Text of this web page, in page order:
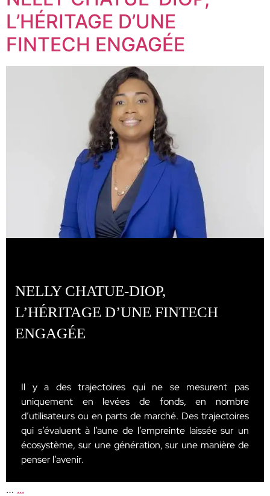
L’HÉRITAGE D’UNE
FINTECH ENGAGÉE
NELLY CHATUE-DIOP,
L’HÉRITAGE D’UNE FINTECH
ENGAGÉE
Il y a des trajectoires qui ne se mesurent pas
uniquement en levées de fonds, en nombre
d’utilisateurs ou en parts de marché. Des trajectoires
qui s’évaluent à l’aune de l’empreinte laissée sur un
écosystème, sur une génération, sur une manière de
penser l’avenir.
… ...